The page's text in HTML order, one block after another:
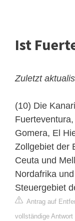
Ist
Zuletzt
(10) Die
Gomera, El
Zollgebiet der
Ceuta und
Nordafrika
Steuergebiet
Antrag auf
vollständige